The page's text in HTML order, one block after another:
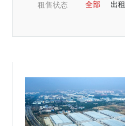
淄博 郑州
租售状态 全部 出租